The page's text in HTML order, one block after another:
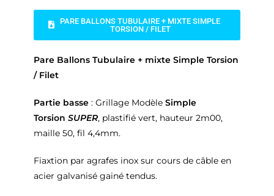
PARE BALLONS TUBULAIRE + MIXTE SIMPLE
TORSION / FILET
Pare Ballons Tubulaire + mixte Simple Torsion
/ Filet
Partie basse: Grillage Modèle Simple
Torsion SUPER, plastifié vert, hauteur 2m00,
maille 50, fil 4,4mm.
Fiaxtion par agrafes inox sur cours de câble en
acier galvanisé gainé tendus.